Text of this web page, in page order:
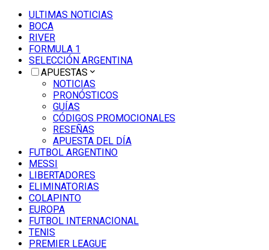
ULTIMAS NOTICIAS
BOCA
RIVER
FORMULA 1
SELECCIÓN ARGENTINA
APUESTAS
NOTICIAS
PRONÓSTICOS
GUÍAS
CÓDIGOS PROMOCIONALES
RESEÑAS
APUESTA DEL DÍA
FUTBOL ARGENTINO
MESSI
LIBERTADORES
ELIMINATORIAS
COLAPINTO
EUROPA
FUTBOL INTERNACIONAL
TENIS
PREMIER LEAGUE